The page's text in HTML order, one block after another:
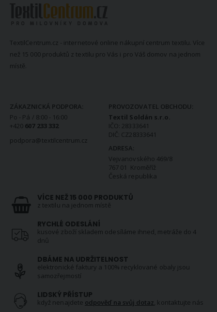
TextilCentrum.cz - internetové online nákupní centrum textilu. Více
než 15 000 produktů z textilu pro Vás i pro Váš domov na jednom
místě.
ZÁKAZNICKÁ PODPORA:
Po - Pá / 8:00 - 16:00
+420 607 233 332
podpora@textilcentrum.cz
PROVOZOVATEL OBCHODU:
Textil Soldán s.r.o.
IČO: 28333641
DIČ: CZ28333641
ADRESA:
Vejvanovského 469/8
767 01 Kroměříž
Česká republika
VÍCE NEŽ 15 000 PRODUKTŮ
z textilu na jednom místě
RYCHLÉ ODESLÁNÍ
kusové zboží skladem odesíláme ihned, metráže do 4
dnů
DBÁME NA UDRŽITELNOST
elektronické faktury a 100% recyklované obaly jsou
samozřejmostí
LIDSKÝ PŘÍSTUP
když nenajdete odpověď na svůj dotaz, kontaktujte nás